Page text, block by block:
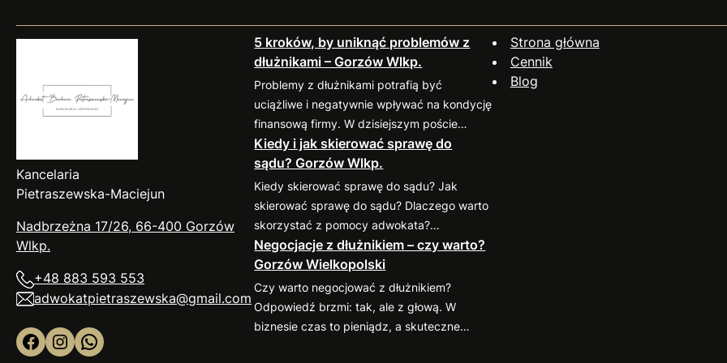
Kancelaria
Pietraszewska-Maciejun
Nadbrzeżna 17/26, 66-400 Gorzów
Wlkp.
+48 883 593 553
adwokatpietraszewska@gmail.com
Facebook Instagram WhatsApp
5 kroków, by uniknąć problemów z
dłużnikami – Gorzów Wlkp.
Problemy z dłużnikami potrafią być
uciążliwe i negatywnie wpływać na kondycję
finansową firmy. W dzisiejszym poście
chciałabym podzielić się kilkoma
sprawdzonymi praktykami, które pomogą
zminimalizować ryzyko takich sytuacji.
1. Weryfikacja kontrahenta przed
nawiązaniem współpracy Zanim podpiszesz
umowę, dokładnie sprawdź potencjalnego
kontrahenta. Możesz zweryfikować jego
bazach gospodarczych (np. KRD, BIG) oraz
poprosić o…
Kiedy i jak skierować sprawę do
sądu? Gorzów Wlkp.
Kiedy skierować sprawę do sądu? Jak
skierować sprawę do sądu? Dlaczego warto
skorzystać z pomocy adwokata?
Postępowanie sądowe to skomplikowany
proces, który wymaga znajomości
przepisów oraz procedur. Profesjonalny
pełnomocnik: Jeśli zastanawiasz się nad
skierowaniem swojej sprawy do sądu,
Negocjacje z dłużnikiem – czy warto?
Gorzów Wielkopolski
Czy warto negocjować z dłużnikiem?
Odpowiedź brzmi: tak, ale z głową. W
biznesie czas to pieniądz, a skuteczne
Strona główna
Cennik
Blog